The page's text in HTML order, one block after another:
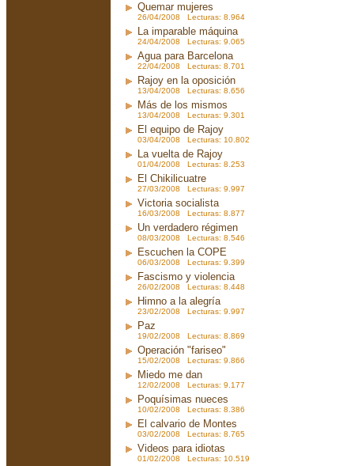
Quemar mujeres
26/04/2008 Lecturas: 8.964
La imparable máquina
24/04/2008 Lecturas: 9.065
Agua para Barcelona
22/04/2008 Lecturas: 8.701
Rajoy en la oposición
13/04/2008 Lecturas: 8.656
Más de los mismos
13/04/2008 Lecturas: 9.301
El equipo de Rajoy
03/04/2008 Lecturas: 10.802
La vuelta de Rajoy
01/04/2008 Lecturas: 8.253
El Chikilicuatre
27/03/2008 Lecturas: 9.997
Victoria socialista
16/03/2008 Lecturas: 8.877
Un verdadero régimen
08/03/2008 Lecturas: 8.546
Escuchen la COPE
06/03/2008 Lecturas: 9.399
Fascismo y violencia
26/02/2008 Lecturas: 8.448
Himno a la alegría
23/02/2008 Lecturas: 9.997
Paz
19/02/2008 Lecturas: 8.869
Operación "fariseo"
15/02/2008 Lecturas: 9.866
Miedo me dan
12/02/2008 Lecturas: 9.177
Poquísimas nueces
10/02/2008 Lecturas: 8.386
El calvario de Montes
03/02/2008 Lecturas: 8.765
Videos para idiotas
01/02/2008 Lecturas: 10.519